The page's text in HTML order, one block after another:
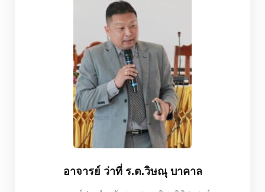
อาจารย์ ว่าที่ ร.ต.วิษณุ บาคาล